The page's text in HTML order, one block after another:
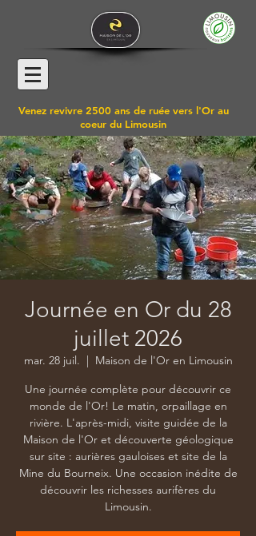
Venez revivre 2500 ans de ruée vers l'Or au
coeur du Limousin
Journée en Or du 28
juillet 2026
mar. 28 juil.
  |
Maison de l'Or en Limousin
Une journée complète pour découvrir ce
monde de l'Or! Le matin, orpaillage en
rivière. L'après-midi, visite guidée de la
Maison de l'Or et découverte géologique
sur site : aurières gauloises et site de la
Mine du Bourneix. Une occasion inédite de
découvrir les richesses aurifères du
Limousin.